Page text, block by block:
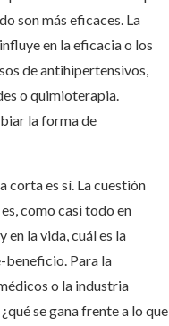
son más eficaces. La
en la eficacia o los
de antihipertensivos,
o quimioterapia.
la forma de
corta es sí. La cuestión
como casi todo en
en la vida, cuál es la
beneficio. Para la
o la industria
se gana frente a lo que